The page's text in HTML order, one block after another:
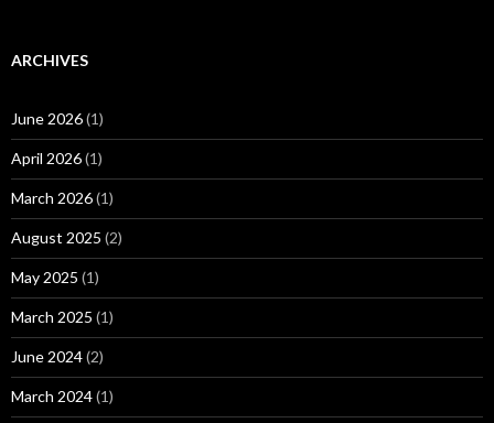
ARCHIVES
June 2026(1)
April 2026(1)
March 2026(1)
August 2025 (2)
May 2025 (1)
March 2025 (1)
June 2024(2)
March 2024(1)